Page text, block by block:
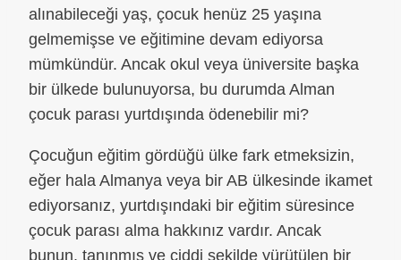
alınabileceği yaş, çocuk henüz 25 yaşına
gelmemişse ve eğitimine devam ediyorsa
mümkündür. Ancak okul veya üniversite başka
bir ülkede bulunuyorsa, bu durumda Alman
çocuk parası yurtdışında ödenebilir mi?
Çocuğun eğitim gördüğü ülke fark etmeksizin,
eğer hala Almanya veya bir AB ülkesinde ikamet
ediyorsanız, yurtdışındaki bir eğitim süresince
çocuk parası alma hakkınız vardır. Ancak
bunun, tanınmış ve ciddi şekilde yürütülen bir